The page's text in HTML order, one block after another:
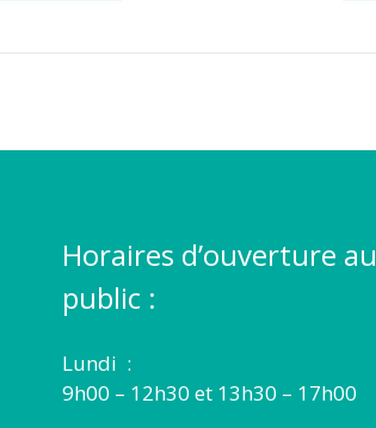
Horaires d’ouverture au
public :
Lundi :
9h00 – 12h30 et 13h30 – 17h00